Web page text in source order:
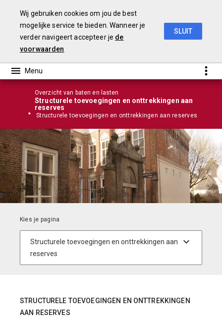
Infographic
Overzicht van baten en lasten
Structurele toevoegingen en onttrekkingen aan
reserves
Structurele toevoegingen en onttrekkingen aan reserves
STRUCTURELE TOEVOEGINGEN EN ONTTREKKINGEN
AAN RESERVES
Wij gebruiken cookies om jou de best
mogelijke service te bieden. Wanneer je
verder navigeert accepteer je de
voorwaarden
SLUIT